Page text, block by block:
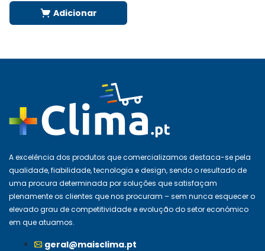
Adicionar
A excelência dos produtos que comercializamos destaca-se pela
qualidade, fiabilidade, tecnologia e design, sendo o resultado de
uma procura determinada por soluções que satisfaçam
plenamente os clientes que nos procuram – sem nunca esquecer o
elevado grau de competitividade e evolução do setor económico
em que atuamos.
geral@maisclima.pt